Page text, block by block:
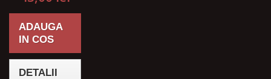
ADAUGA
IN COS
DETALII